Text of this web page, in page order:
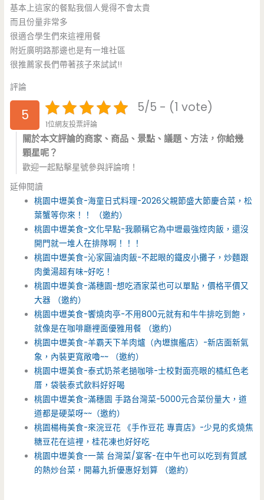
基本上這家的餐點我個人覺得不會太貴
而且份量非常多
很適合學生們來這裡用餐
附近廣明路那邊也是有一堆社區
很推薦家長們帶著孩子來試試!!
評論
5 5/5 - (1 vote)
1位網友投票評論
關於本文評論的商家、商品、景點、議題、方法，你給幾
顆星呢？
歡迎一起點擊星號參與評論唷！
延伸閱讀
桃園中壢美食-海童日式料理-2026父親節盛大節慶合菜，松
葉蟹等你來！！ （邀約）
桃園中壢美食-文化早點-我願稱它為中壢最強焢肉飯，還沒
開門就一堆人在排隊啊！！！
桃園中壢美食-沁家圓滷肉飯-不起眼的鐵皮小攤子，炒麵跟
肉羹湯超有味~好吃！
桃園中壢美食-滿穗園-想吃酒家菜也可以單點，價格平價又
大器 （邀約）
桃園中壢美食-饗燒肉亭-不用800元就有和牛牛排吃到飽，
就像是在咖啡廳裡面優雅用餐 （邀約）
桃園中壢美食-羊霸天下羊肉爐（內壢旗艦店）-新店面新氣
象，內裝更寬敞嚕~~ （邀約）
桃園中壢美食-泰式奶茶老撾咖啡-士校對面亮眼的橘紅色老
厝，袋裝泰式飲料好好喝
桃園中壢美食-滿穗園 手路台灣菜-5000元合菜份量大，道
道都是硬菜呀~~（邀約）
桃園楊梅美食-來浣豆花 《手作豆花 專賣店》-少見的炙燒焦
糖豆花在這裡，桂花凍也好好吃
桃園中壢美食-一葉 台灣菜/宴客-在中午也可以吃到有質感
的熱炒台菜，開幕九折優惠好划算 （邀約）